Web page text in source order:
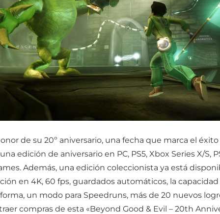
de su 20º aniversario, una fecha que marca el
edición de aniversario en PC, PS5, Xbox Series X/
Además, una edición coleccionista ya está
en 4K, 60 fps, guardados automáticos, la
un modo para Speedruns, más de 20 nuevos
compras de esta «Beyond Good & Evil – 20th